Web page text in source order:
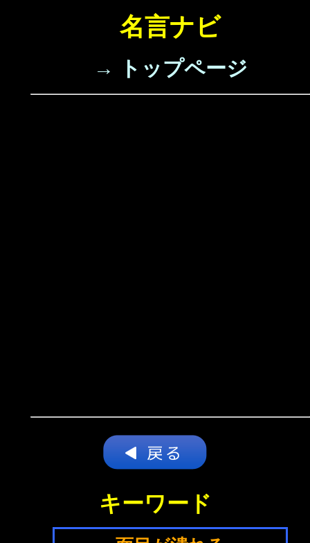
名言ナビ
→ トップページ
キーワード